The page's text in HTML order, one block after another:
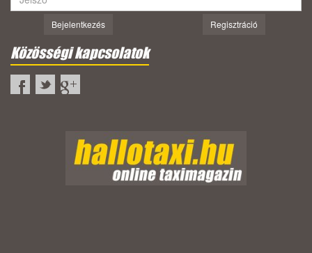
Bejelentkezés Regisztráció
Közösségi kapcsolatok